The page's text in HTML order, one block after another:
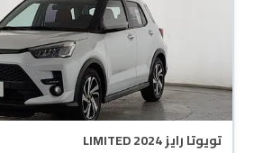
تويوتا رايز LIMITED 2024